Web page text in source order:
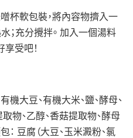
杯軟包裝，將內容物擠入一
；充分攪拌。 加入一個湯料
享受吧！
機大豆、有機大米、鹽、酵母、
物、乙醇、香菇提取物、酵母
： 豆腐（大豆、玉米澱粉、氯